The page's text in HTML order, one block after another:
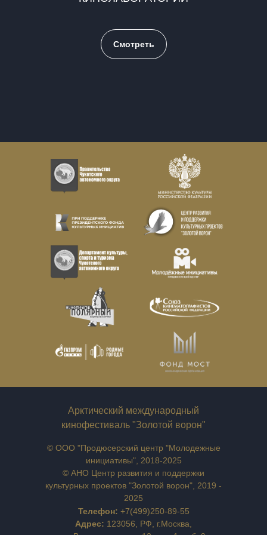
Смотреть
Арктический международный
кинофестиваль "Золотой ворон"
Телефон: +7(499)250-89-55
Адрес: 123056, РФ, г.Москва,
© ООО "Продюсерский центр "Молодежные
инициативы", 2018-2025
© АНО Центр развития и поддержки
культурных проектов "Золотой ворон", 2019 -
2025